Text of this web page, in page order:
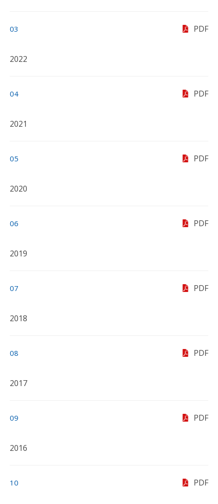
03
2022
PDF
04
2021
PDF
05
2020
PDF
06
2019
PDF
07
2018
PDF
08
2017
PDF
09
2016
PDF
10 PDF